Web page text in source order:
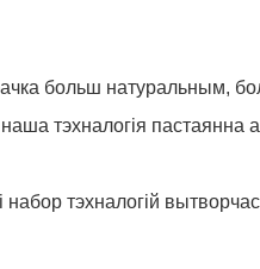
больш натуральным,
тэхналогія пастаянна
набор тэхналогій